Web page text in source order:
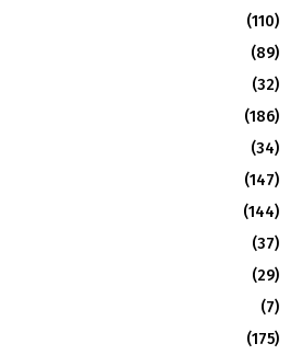
(110)
(89)
(32)
(186)
(34)
(147)
(144)
(37)
(29)
(7)
(175)